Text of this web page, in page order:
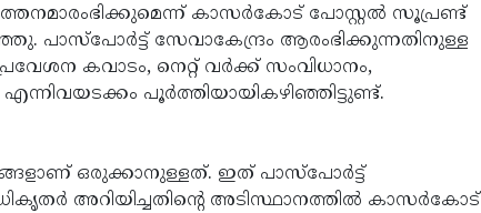
കാസര്‍കോട് പോസ്റ്റല്‍ സൂപ്രണ്ട്
സേവാകേന്ദ്രം ആരംഭിക്കുന്നതിനുള്ള
കവാടം, നെറ്റ് വര്‍ക്ക് സംവിധാനം,
പൂര്‍ത്തിയായികഴിഞ്ഞിട്ടുണ്ട്.
ഒരുക്കാനുള്ളത്. ഇത് പാസ്‌പോര്‍ട്ട്
അറിയിച്ചതിന്റെ അടിസ്ഥാനത്തില്‍ കാസര്‍കോട്